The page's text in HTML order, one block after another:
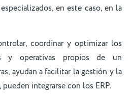
en este caso, en la
coordinar y optimizar los
y operativas propios de un
ayudan a facilitar la gestión y la
integrarse con los ERP.